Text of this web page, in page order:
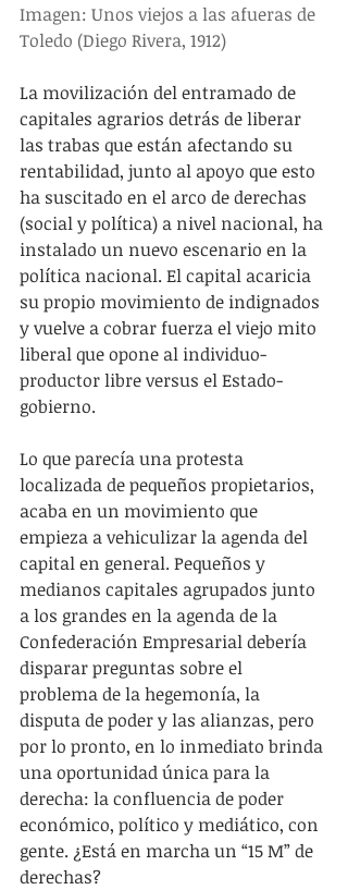
Imagen: Unos viejos a las afueras de
Toledo (Diego Rivera, 1912)
La movilización del entramado de
capitales agrarios detrás de liberar
las trabas que están afectando su
rentabilidad, junto al apoyo que esto
ha suscitado en el arco de derechas
(social y política) a nivel nacional, ha
instalado un nuevo escenario en la
política nacional. El capital acaricia
su propio movimiento de indignados
y vuelve a cobrar fuerza el viejo mito
liberal que opone al individuo-
productor libre versus el Estado-
gobierno.
Lo que parecía una protesta
localizada de pequeños propietarios,
acaba en un movimiento que
empieza a vehiculizar la agenda del
capital en general. Pequeños y
medianos capitales agrupados junto
a los grandes en la agenda de la
Confederación Empresarial debería
disparar preguntas sobre el
problema de la hegemonía, la
disputa de poder y las alianzas, pero
por lo pronto, en lo inmediato brinda
una oportunidad única para la
derecha: la confluencia de poder
económico, político y mediático, con
gente. ¿Está en marcha un “15 M” de
derechas?